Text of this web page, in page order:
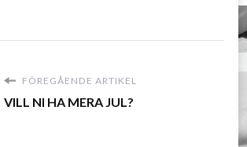
FÖREGÅENDE ARTIKEL
VILL NI HA MERA JUL?